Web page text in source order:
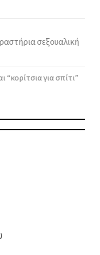
σεξουαλική
“κορίτσια για σπίτι”